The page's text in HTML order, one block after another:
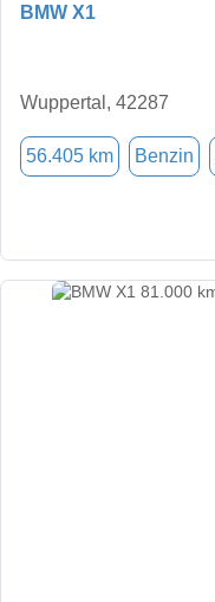
BMW X1
Wuppertal, 42287
56.405 km Benzin